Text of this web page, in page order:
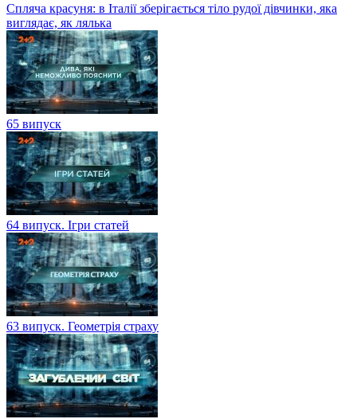
Спляча красуня: в Італії зберігається тіло рудої дівчинки, яка
виглядає, як лялька
65 випуск
64 випуск. Ігри статей
63 випуск. Геометрія страху